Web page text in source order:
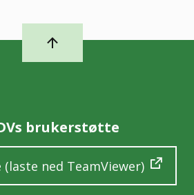
brukerstøtte
(laste ned TeamViewer)